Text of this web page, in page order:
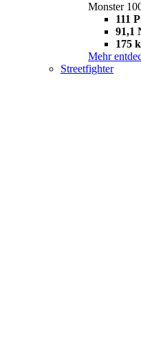
Monster
111
91,1
175
Mehr
Streetfighter